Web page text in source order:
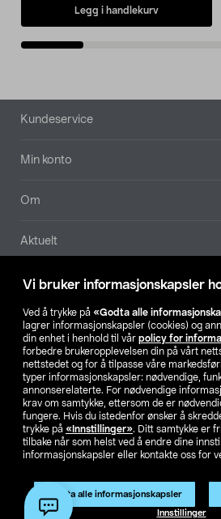
Vi bruker informasjonskapsler
Ved å trykke på «Godta alle
lagrer informasjonskapsler (cookies) og
din enhet i henhold til vår policy for
forbedre brukeropplevelsen din på vårt
nettstedet og for å tilpasse våre
typer informasjonskapsler: nødvendige,
annonserelaterte. For nødvendige
krav om samtykke, ettersom de er
fungere. Hvis du istedenfor ønsker å
trykke på «Innstillinger». Ditt samtykke er
tilbake når som helst ved å endre dine
informasjonskapsler eller kontakte oss for
Godta alle informasjonskapsler
Innstillinger
Legg i handlekurv
Legg i handlekurv
Bunntekst
Kundeservice
Min konto
Om
Aktuelt
Våre selskaper
Finn din
SE NO FI
Endre til priser ekskl.